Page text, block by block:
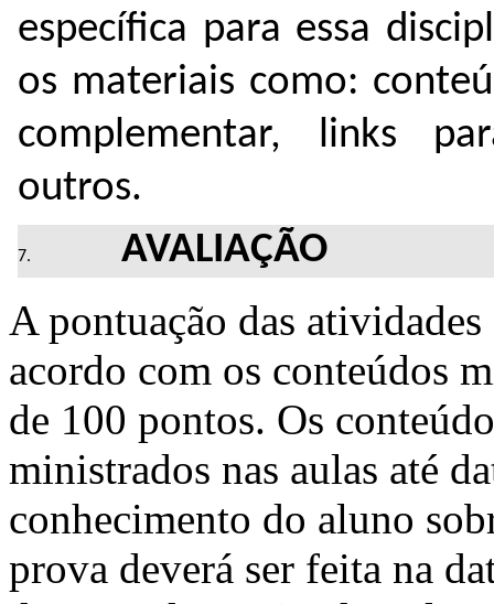
específica para essa
os materiais como:
complementar, links
outros.
AVALIAÇÃO
A pontuação das
acordo com os conteúdos
de 100 pontos. Os
ministrados nas aulas até
conhecimento do aluno
prova deverá ser feita na